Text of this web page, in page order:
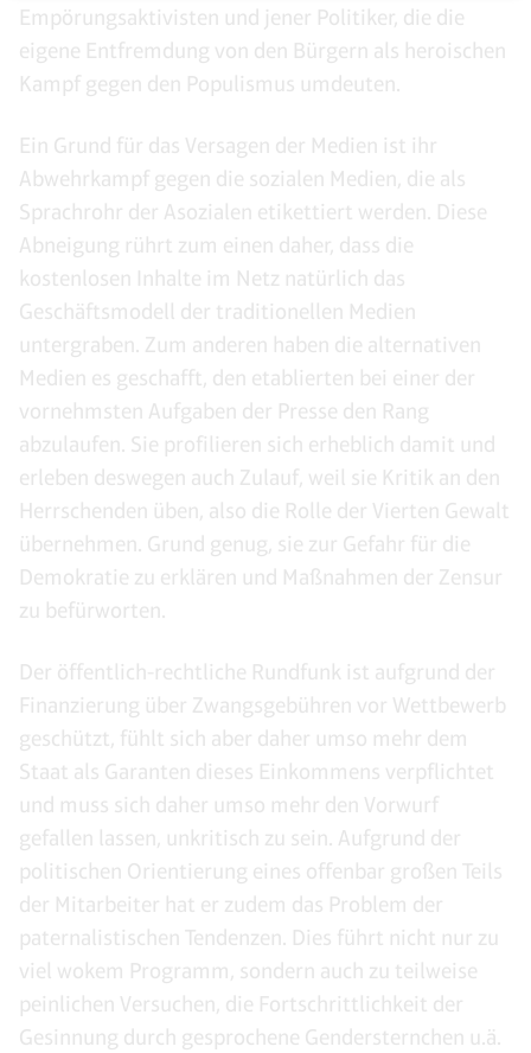
Empörungsaktivisten und jener Politiker, die die
eigene Entfremdung von den Bürgern als heroischen
Kampf gegen den Populismus umdeuten.
Ein Grund für das Versagen der Medien ist ihr
Abwehrkampf gegen die sozialen Medien, die als
Sprachrohr der Asozialen etikettiert werden. Diese
Abneigung rührt zum einen daher, dass die
kostenlosen Inhalte im Netz natürlich das
Geschäftsmodell der traditionellen Medien
untergraben. Zum anderen haben die alternativen
Medien es geschafft, den etablierten bei einer der
vornehmsten Aufgaben der Presse den Rang
abzulaufen. Sie profilieren sich erheblich damit und
erleben deswegen auch Zulauf, weil sie Kritik an den
Herrschenden üben, also die Rolle der Vierten Gewalt
übernehmen. Grund genug, sie zur Gefahr für die
Demokratie zu erklären und Maßnahmen der Zensur
zu befürworten.
Der öffentlich-rechtliche Rundfunk ist aufgrund der
Finanzierung über Zwangsgebühren vor Wettbewerb
geschützt, fühlt sich aber daher umso mehr dem
Staat als Garanten dieses Einkommens verpflichtet
und muss sich daher umso mehr den Vorwurf
gefallen lassen, unkritisch zu sein. Aufgrund der
politischen Orientierung eines offenbar großen Teils
der Mitarbeiter hat er zudem das Problem der
paternalistischen Tendenzen. Dies führt nicht nur zu
viel wokem Programm, sondern auch zu teilweise
peinlichen Versuchen, die Fortschrittlichkeit der
Gesinnung durch gesprochene Gendersternchen u.ä.